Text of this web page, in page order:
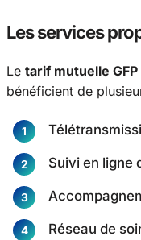
Les services
Le tarif mutuelle GFP
bénéficient de
Suivi en ligne
Réseau de